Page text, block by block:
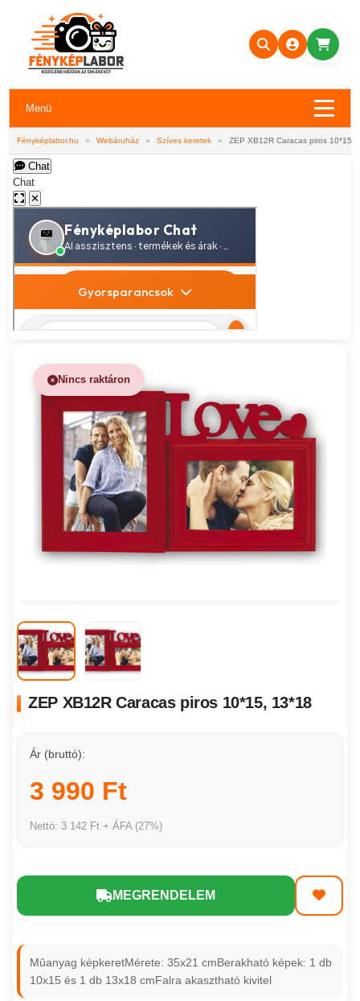
Menü
Fényképlabor.hu » Webáruház » Szíves keretek » ZEP XB12R Caracas piros 10*15,
Chat
Chat
✕
Nincs raktáron
ZEP XB12R Caracas piros 10*15, 13*18
Ár (bruttó):
3 990 Ft
Nettó: 3 142 Ft + ÁFA (27%)
MEGRENDELEM
Mûanyag képkeretMérete: 35x21 cmBerakható képek: 1 db
10x15 és 1 db 13x18 cmFalra akasztható kivitel